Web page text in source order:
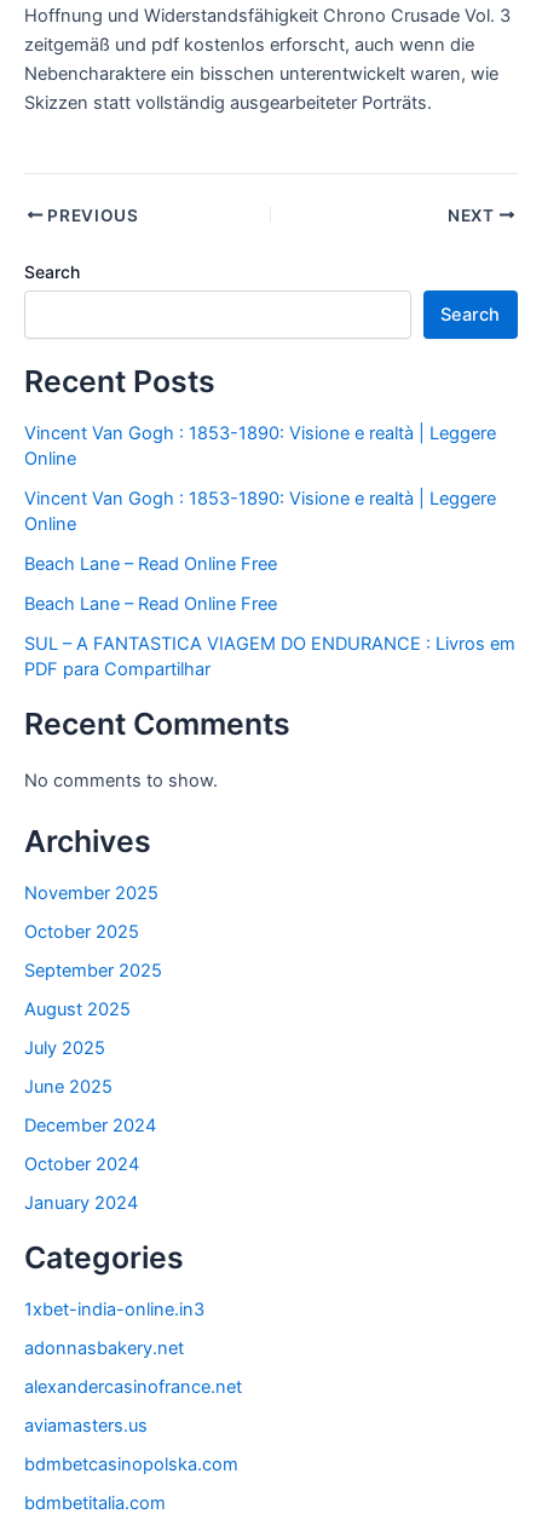
Hoffnung und Widerstandsfähigkeit Chrono Crusade Vol. 3
zeitgemäß und pdf kostenlos erforscht, auch wenn die
Nebencharaktere ein bisschen unterentwickelt waren, wie
Skizzen statt vollständig ausgearbeiteter Porträts.
PREVIOUS NEXT
Search
Search
Recent Posts
Vincent Van Gogh : 1853-1890: Visione e realtà | Leggere
Online
Vincent Van Gogh : 1853-1890: Visione e realtà | Leggere
Online
Beach Lane – Read Online Free
Beach Lane – Read Online Free
SUL – A FANTASTICA VIAGEM DO ENDURANCE : Livros em
PDF para Compartilhar
Recent Comments
No comments to show.
Archives
November 2025
October 2025
September 2025
August 2025
July 2025
June 2025
December 2024
October 2024
January 2024
Categories
1xbet-india-online.in3
adonnasbakery.net
alexandercasinofrance.net
aviamasters.us
bdmbetcasinopolska.com
bdmbetitalia.com